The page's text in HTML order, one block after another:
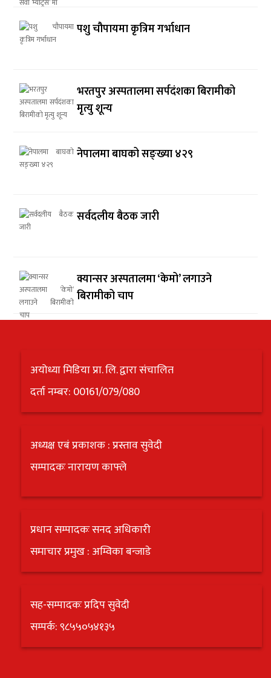
पशु चौपायमा कृत्रिम गर्भाधान
भरतपुर अस्पतालमा सर्पदंशका बिरामीको
मृत्यु शून्य
नेपालमा बाघको सङ्ख्या ४२९
सर्वदलीय बैठक जारी
क्यान्सर अस्पतालमा ‘केमो’ लगाउने
बिरामीको चाप
अयोध्या मिडिया प्रा. लि. द्वारा संचालित
दर्ता नम्बर: 00161/079/080
अध्यक्ष एबं प्रकाशक : प्रस्ताव सुवेदी
सम्पादकः नारायण काफ्ले
प्रधान सम्पादकः सनद अधिकारी
समाचार प्रमुख : अम्विका बन्जाडे
सह-सम्पादकः प्रदिप सुवेदी
सम्पर्क: ९८५५०५४१३५